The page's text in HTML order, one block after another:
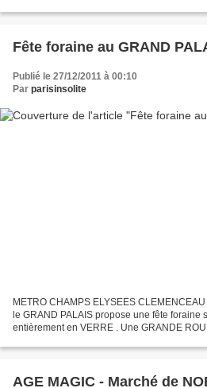
Fête foraine au GRAND
Publié le 27/12/2011 à 00:10
Par parisinsolite
METRO CHAMPS ELYSEES
le GRAND PALAIS propose une fête foraine
entièrement en VERRE . Une GRANDE
ITALIENNE lors...
AGE MAGIC - Marché de